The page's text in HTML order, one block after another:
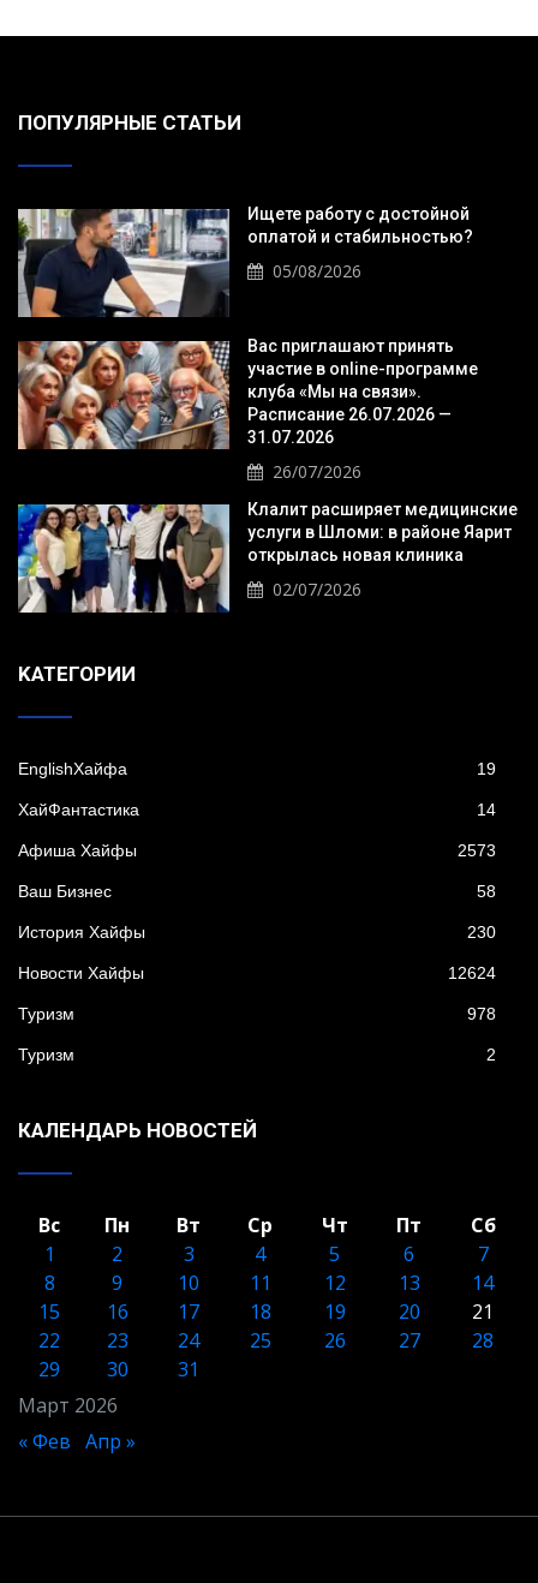
ПОПУЛЯРНЫЕ СТАТЬИ
Ищете работу с достойной
оплатой и стабильностью?
05/08/2026
Вас приглашают принять
участие в online-программе
клуба «Мы на связи».
Расписание 26.07.2026 —
31.07.2026
26/07/2026
Клалит расширяет медицинские
услуги в Шломи: в районе Яарит
открылась новая клиника
02/07/2026
KАТЕГОРИИ
EnglishХайфа 19
XайФантастика 14
Афиша Хайфы 2573
Ваш Бизнес 58
История Хайфы 230
Новости Хайфы 12624
Туризм 978
Туризм 2
КАЛЕНДАРЬ НОВОСТЕЙ
Март 2026
Вс Пн Вт Ср Чт Пт
Сб
1
2 3 4 5 6
7
8
9 10 11 12 13
14
15
16 17 18 19 20
21
22
23 24 25 26 27
28
29
30 31
« Фев Апр »